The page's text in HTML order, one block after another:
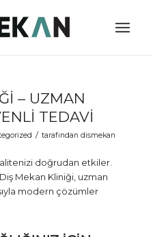
– UZMAN
TEDAVI
/ tarafından dismekan
doğrudan etkiler.
Mekan Kliniği, uzman
modern çözümler